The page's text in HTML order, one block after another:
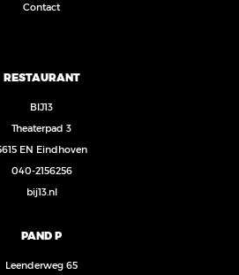
Contact
RESTAURANT
BIJ13
Theaterpad 3
EN Eindhoven
040-2156256
bij13.nl
PAND P
Leenderweg 65